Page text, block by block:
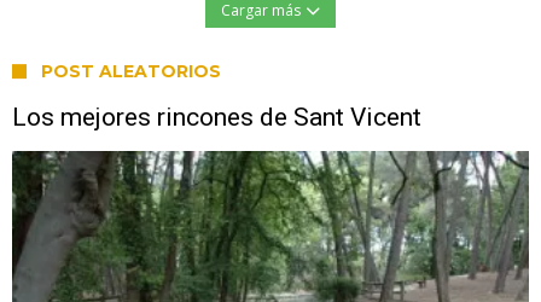
Cargar más
POST ALEATORIOS
Los mejores rincones de Sant Vicent